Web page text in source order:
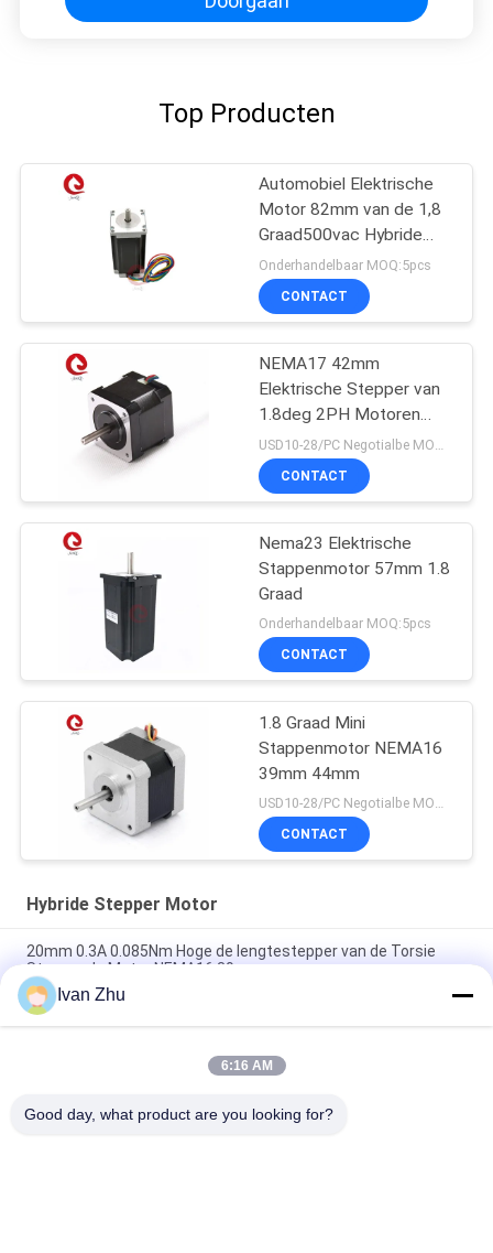
Top Producten
Automobiel Elektrische
Motor 82mm van de 1,8
Graad500vac Hybride
Stap Hoge Torsie
Onderhandelbaar MOQ:5pcs
CONTACT
NEMA17 42mm
Elektrische Stepper van
1.8deg 2PH Motoren
25mm 60mm lengte voor
3D Printer
CONTACT
Nema23 Elektrische
Stappenmotor 57mm 1.8
Graad
Onderhandelbaar MOQ:5pcs
CONTACT
1.8 Graad Mini
Stappenmotor NEMA16
39mm 44mm
USD10-28/PC Negotialbe MOQ:10pcs
CONTACT
Hybride Stepper Motor
20mm 0.3A 0.085Nm Hoge de lengtestepper van de Torsie
Stappende Motor NEMA16 39mm
NEMA14 35mm 1.8degree 2 fase Hybride Stepper Motoren
26mm 0.28A 0.07Nm
0.06Nm elektrische Stepper de lengte0.67a stroom van het
Ivan Zhu
6:16 AM
Good day, what product are you looking for?